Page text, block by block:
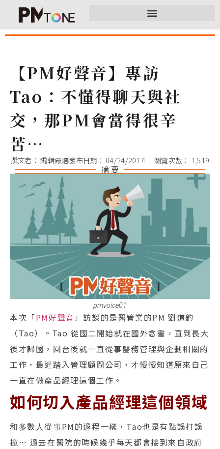
【PM好聲音】專訪
Tao：不懂得聊天與社
交，那PM會當得很辛
苦…
撰文者： 編輯嚴選發布日期： 04/24/2017 瀏覽次數： 1,519
摘 要
pmvoice01
本次「PM好聲音 」訪談的是醫管業的PM 劉道鈞
（Tao）。Tao 從國二開始就在國外念書，直到長大
後才歸國，回台後就一直從事醫務管理與企劃相關的
工作，最近踏入管理顧問公司，才慢慢知道原來自己
一直在做產品經理這個工作。
如何切入產品經理這個領域
和多數人從事PM的過程一樣，Tao也是有點誤打誤
撞… 過去在醫院的時候幾乎每天都會接到來自政府